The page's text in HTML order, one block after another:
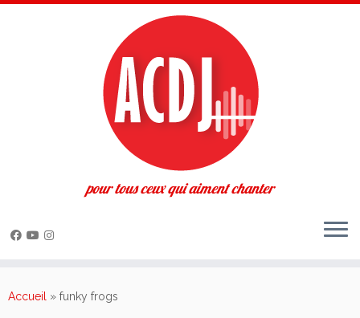
au
pour tous ceux qui aiment chanter
Accueil » funky frogs